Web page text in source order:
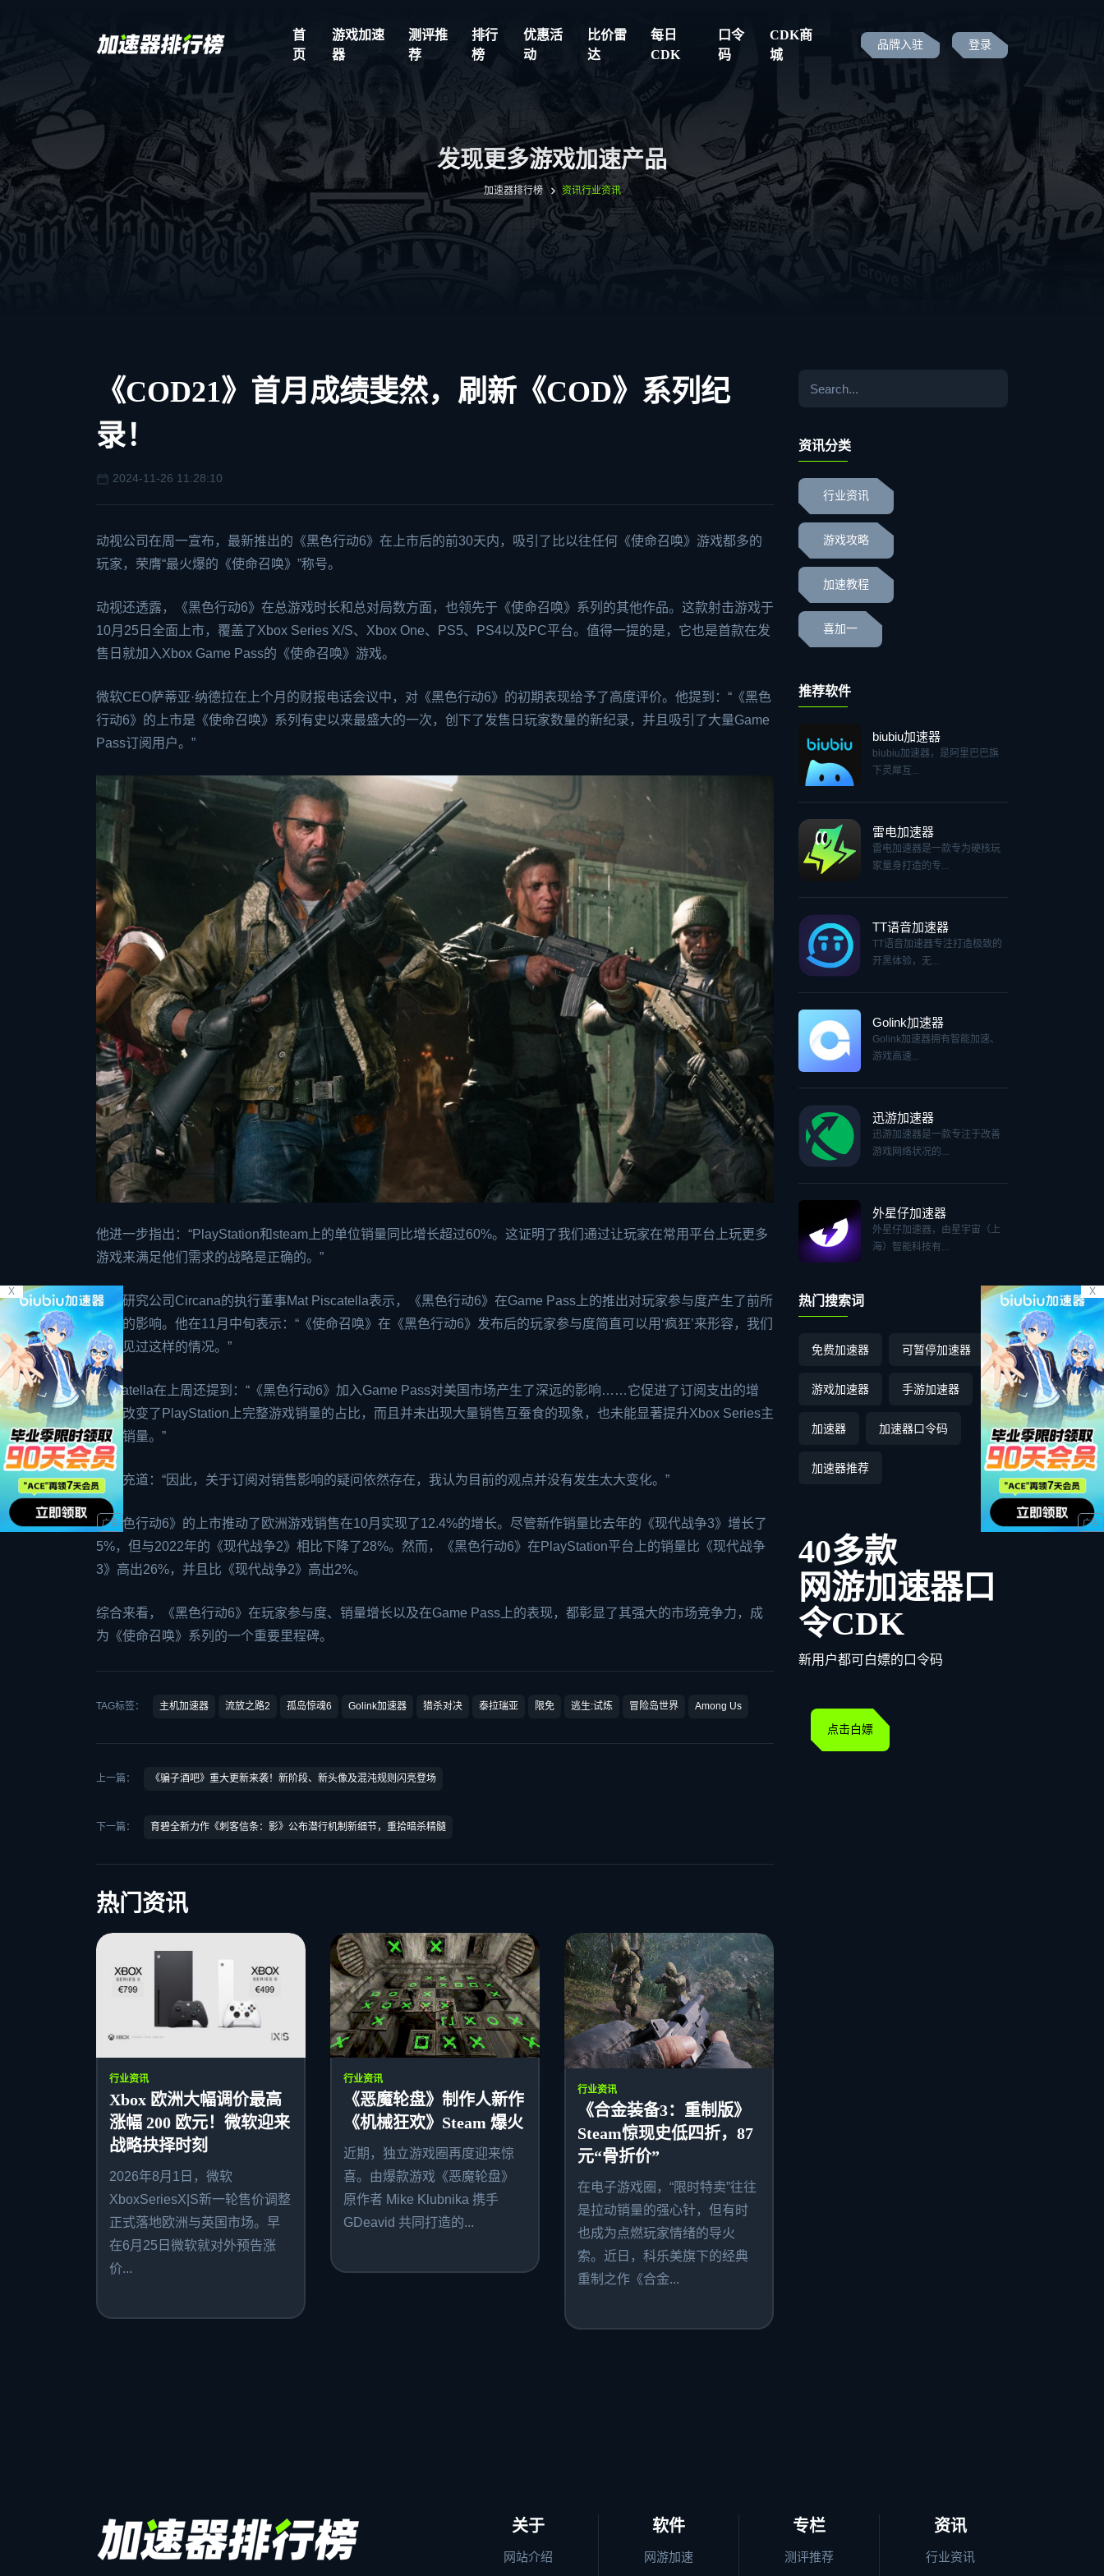
首
页
游戏加速
器
测评推
荐
排行
榜
优惠活
动
比价雷
达
每日
CDK
口令
码
CDK商
城
品牌入驻 登录
X X
发现更多游戏加速产品
加速器排行榜 资讯行业资讯
《COD21》首月成绩斐然，刷新《COD》系列纪
录！
2024-11-26 11:28:10
动视公司在周一宣布，最新推出的《黑色行动6》在上市后的前30天内，吸引了比以往任何《使命召唤》游戏都多的
玩家，荣膺“最火爆的《使命召唤》”称号。
动视还透露，《黑色行动6》在总游戏时长和总对局数方面，也领先于《使命召唤》系列的其他作品。这款射击游戏于
10月25日全面上市，覆盖了Xbox Series X/S、Xbox One、PS5、PS4以及PC平台。值得一提的是，它也是首款在发
售日就加入Xbox Game Pass的《使命召唤》游戏。
微软CEO萨蒂亚·纳德拉在上个月的财报电话会议中，对《黑色行动6》的初期表现给予了高度评价。他提到：“《黑色
行动6》的上市是《使命召唤》系列有史以来最盛大的一次，创下了发售日玩家数量的新纪录，并且吸引了大量Game
Pass订阅用户。”
他进一步指出：“PlayStation和steam 上的单位销量同比增长超过60%。这证明了我们通过让玩家在常用平台上玩更多
游戏来满足他们需求的战略是正确的。”
市场研究公司Circana的执行董事Mat Piscatella表示，《黑色行动6》在Game Pass上的推出对玩家参与度产生了前所
未有的影响。他在11月中旬表示：“《使命召唤》在《黑色行动6》发布后的玩家参与度简直可以用‘疯狂’来形容，我们
从未见过这样的情况。”
Piscatella在上周还提到：“《黑色行动6》加入Game Pass对美国市场产生了深远的影响……它促进了订阅支出的增
长，改变了PlayStation上完整游戏销量的占比，而且并未出现大量销售互蚕食的现象，也未能显著提升Xbox Series主
机的销量。”
他补充道：“因此，关于订阅对销售影响的疑问依然存在，我认为目前的观点并没有发生太大变化。”
《黑色行动6》的上市推动了欧洲游戏销售在10月实现了12.4%的增长。尽管新作销量比去年的《现代战争3》增长了
5%，但与2022年的《现代战争2》相比下降了28%。然而，《黑色行动6》在PlayStation平台上的销量比《现代战争
3》高出26%，并且比《现代战争2》高出2%。
综合来看，《黑色行动6》在玩家参与度、销量增长以及在Game Pass上的表现，都彰显了其强大的市场竞争力，成
为《使命召唤》系列的一个重要里程碑。
TAG标签： 主机加速器 流放之路2 孤岛惊魂6 Golink加速器 猎杀对决 泰拉瑞亚 限免 逃生:试炼 冒险岛世界 Among Us
上一篇： 《骗子酒吧》重大更新来袭！新阶段、新头像及混沌规则闪亮登场
下一篇： 育碧全新力作《刺客信条：影》公布潜行机制新细节，重拾暗杀精髓
热门资讯
行业资讯
Xbox 欧洲大幅调价最高
涨幅 200 欧元！微软迎来
战略抉择时刻
2026年8月1日，微软
XboxSeriesX|S新一轮售价调整
正式落地欧洲与英国市场。早
在6月25日微软就对外预告涨
价...
行业资讯
《恶魔轮盘》制作人新作
《机械狂欢》Steam 爆火
近期，独立游戏圈再度迎来惊
喜。由爆款游戏《恶魔轮盘》
原作者 Mike Klubnika 携手
GDeavid 共同打造的...
行业资讯
《合金装备3：重制版》
Steam惊现史低四折，87
元“骨折价”
在电子游戏圈，“限时特卖”往往
是拉动销量的强心针，但有时
也成为点燃玩家情绪的导火
索。近日，科乐美旗下的经典
重制之作《合金...
资讯分类
行业资讯
游戏攻略
加速教程
喜加一
推荐软件
biubiu加速器
biubiu加速器，是阿里巴巴旗
下灵犀互...
雷电加速器
雷电加速器是一款专为硬核玩
家量身打造的专...
TT语音加速器
TT语音加速器专注打造极致的
开黑体验，无...
Golink加速器
Golink加速器拥有智能加速、
游戏高速...
迅游加速器
迅游加速器是一款专注于改善
游戏网络状况的...
外星仔加速器
外星仔加速器，由星宇宙（上
海）智能科技有...
热门搜索词
免费加速器 可暂停加速器
游戏加速器 手游加速器
加速器 加速器口令码
加速器推荐
40多款
网游加速器口
令CDK
新用户都可白嫖的口令码
点击白嫖
关于
网站介绍
软件
网游加速
专栏
测评推荐
资讯
行业资讯